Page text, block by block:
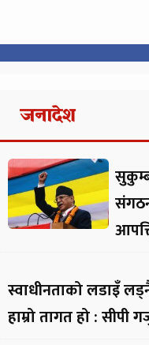
जनादेश
स्वाधीनताको लडाइँ
हाम्रो तागत हो : सीपी